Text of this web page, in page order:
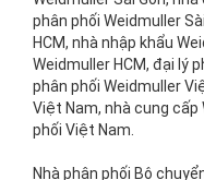
phân phối Weidmuller
HCM, nhà nhập khẩu
Weidmuller HCM, đại lý
phân phối Weidmuller
Việt Nam, nhà cung cấp
phối Việt Nam.
Nhà phân phối Bộ chuyển đối tín hiệu mạng công nghiệp, ethernet switch công nghiệp Weidmuller, Đại lý Bộ chuyển đối tín hiệu mạng công nghiệp, ethernet switch công nghiệp Weidmuller Việt Nam, Distributor Bộ chuyển đối tín hiệu mạng công nghiệp, ethernet switch công nghiệp Weidmuller Việt Nam, Đại lý Bộ chuyển đối tín hiệu mạng công nghiệp, ethernet switch công nghiệp Weidmuller, Đại lý Bộ chuyển đối tín hiệu mạng công nghiệp, ethernet switch công nghiệp Weidmuller Hồ Chí Minh, Đại lý Bộ chuyển đối tín hiệu mạng công nghiệp, ethernet switch công nghiệp Weidmuller Hà Nội, Đại lý Bộ chuyển đối tín hiệu mạng công nghiệp, ethernet switch công nghiệp Weidmuller Bắc Ninh, Đại lý Bộ chuyển đối tín hiệu mạng công nghiệp, ethernet switch công nghiệp Weidmuller Hải Phòng, Đại lý Bộ chuyển đối tín hiệu mạng công nghiệp, ethernet switch công nghiệp Weidmuller Đà Nẵng, Đại lý Bộ chuyển đối tín hiệu mạng công nghiệp, ethernet switch công nghiệp Weidmuller Quảng Nam, Đại lý Bộ chuyển đối tín hiệu mạng công nghiệp, ethernet switch công nghiệp Weidmuller Khánh Hoà, Đại lý Bộ chuyển đối tín hiệu mạng công nghiệp, ethernet switch công nghiệp Weidmuller Vũng Tàu, Đại lý Bộ chuyển đối tín hiệu mạng công nghiệp, ethernet switch công nghiệp Weidmuller Phú Mỹ, Đại lý Bộ chuyển đối tín hiệu mạng công nghiệp, ethernet switch công nghiệp Weidmuller Bình Dương, Đại lý Bộ chuyển đối tín hiệu mạng công nghiệp, ethernet switch công nghiệp Weidmuller Đồng Nai, Đại lý Bộ chuyển đối tín hiệu mạng công nghiệp, ethernet switch công nghiệp Weidmuller Long An, Đại lý Bộ chuyển đối tín hiệu mạng công nghiệp, ethernet switch công nghiệp Weidmuller Cần Thơ, Đại lý Bộ chuyển đối tín hiệu mạng công nghiệp, ethernet switch công nghiệp Weidmuller Huế, nhà phân phối Bộ chuyển đối tín hiệu mạng công nghiệp, ethernet switch công nghiệp Weidmuller Việt Nam, nhà phân phối Bộ chuyển đối tín hiệu mạng công nghiệp, ethernet switch công nghiệp Weidmuller Hồ Chí Minh, nhà phân phối Bộ chuyển đối tín hiệu mạng công nghiệp, ethernet switch công nghiệp Weidmuller Hà Nội, nhà phân phối Bộ chuyển đối tín hiệu mạng công nghiệp, ethernet switch công nghiệp Weidmuller Đà Nẵng, nhà phân phối Bộ chuyển đối tín hiệu mạng công nghiệp, ethernet switch công nghiệp Weidmuller Bắc Ninh, nhà phân phối Bộ chuyển đối tín hiệu mạng công nghiệp, ethernet switch công nghiệp Weidmuller Hải Phòng, nhà phân phối Bộ chuyển đối tín hiệu mạng công nghiệp, ethernet switch công nghiệp Weidmuller Huế, nhà phân phối Bộ chuyển đối tín hiệu mạng công nghiệp, ethernet switch công nghiệp Weidmuller Ninh Bình, nhà phân phối Bộ chuyển đối tín hiệu mạng công nghiệp, ethernet switch công nghiệp Weidmuller Quảng Nam, nhà phân phối Bộ chuyển đối tín hiệu mạng công nghiệp, ethernet switch công nghiệp Weidmuller Khánh Hoà, nhà phân phối Bộ chuyển đối tín hiệu mạng công nghiệp, ethernet switch công nghiệp Weidmuller Dung Quất, nhà phân phối Bộ chuyển đối tín hiệu mạng công nghiệp, ethernet switch công nghiệp Weidmuller Vũng Tàu, nhà phân phối Bộ chuyển đối tín hiệu mạng công nghiệp, ethernet switch công nghiệp Weidmuller Đồng Nai, nhà phân phối Bộ chuyển đối tín hiệu mạng công nghiệp, ethernet switch công nghiệp Weidmuller Phú Mỹ, nhà phân phối Bộ chuyển đối tín hiệu mạng công nghiệp, ethernet switch công nghiệp Weidmuller Bình Dương, nhà phân phối Bộ chuyển đối tín hiệu mạng công nghiệp, ethernet switch công nghiệp Weidmuller Vsip 1, nhà phân phối Bộ chuyển đối tín hiệu mạng công nghiệp, ethernet switch công nghiệp Weidmuller Vsip 2, nhà phân phối Bộ chuyển đối tín hiệu mạng công nghiệp, ethernet switch công nghiệp Weidmuller VSIP I, nhà phân phối Bộ chuyển đối tín hiệu mạng công nghiệp, ethernet switch công nghiệp Weidmuller VSIP II, nhà phân phối Bộ chuyển đối tín hiệu mạng công nghiệp, ethernet switch công nghiệp Weidmuller Biên Hoà, nhà phân phối Bộ chuyển đối tín hiệu mạng công nghiệp, ethernet switch công nghiệp Weidmuller Long An, nhà phân phối Bộ chuyển đối tín hiệu mạng công nghiệp, ethernet switch công nghiệp Weidmuller Cần Thơ, distributor Bộ chuyển đối tín hiệu mạng công nghiệp, ethernet switch công nghiệp Weidmuller Việt Nam, distributor Bộ chuyển đối tín hiệu mạng công nghiệp, ethernet switch